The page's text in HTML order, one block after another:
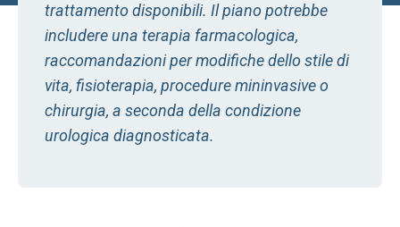
trattamento disponibili. Il piano potrebbe
includere una terapia farmacologica,
raccomandazioni per modifiche dello stile di
vita, fisioterapia, procedure mininvasive o
chirurgia, a seconda della condizione
urologica diagnosticata.